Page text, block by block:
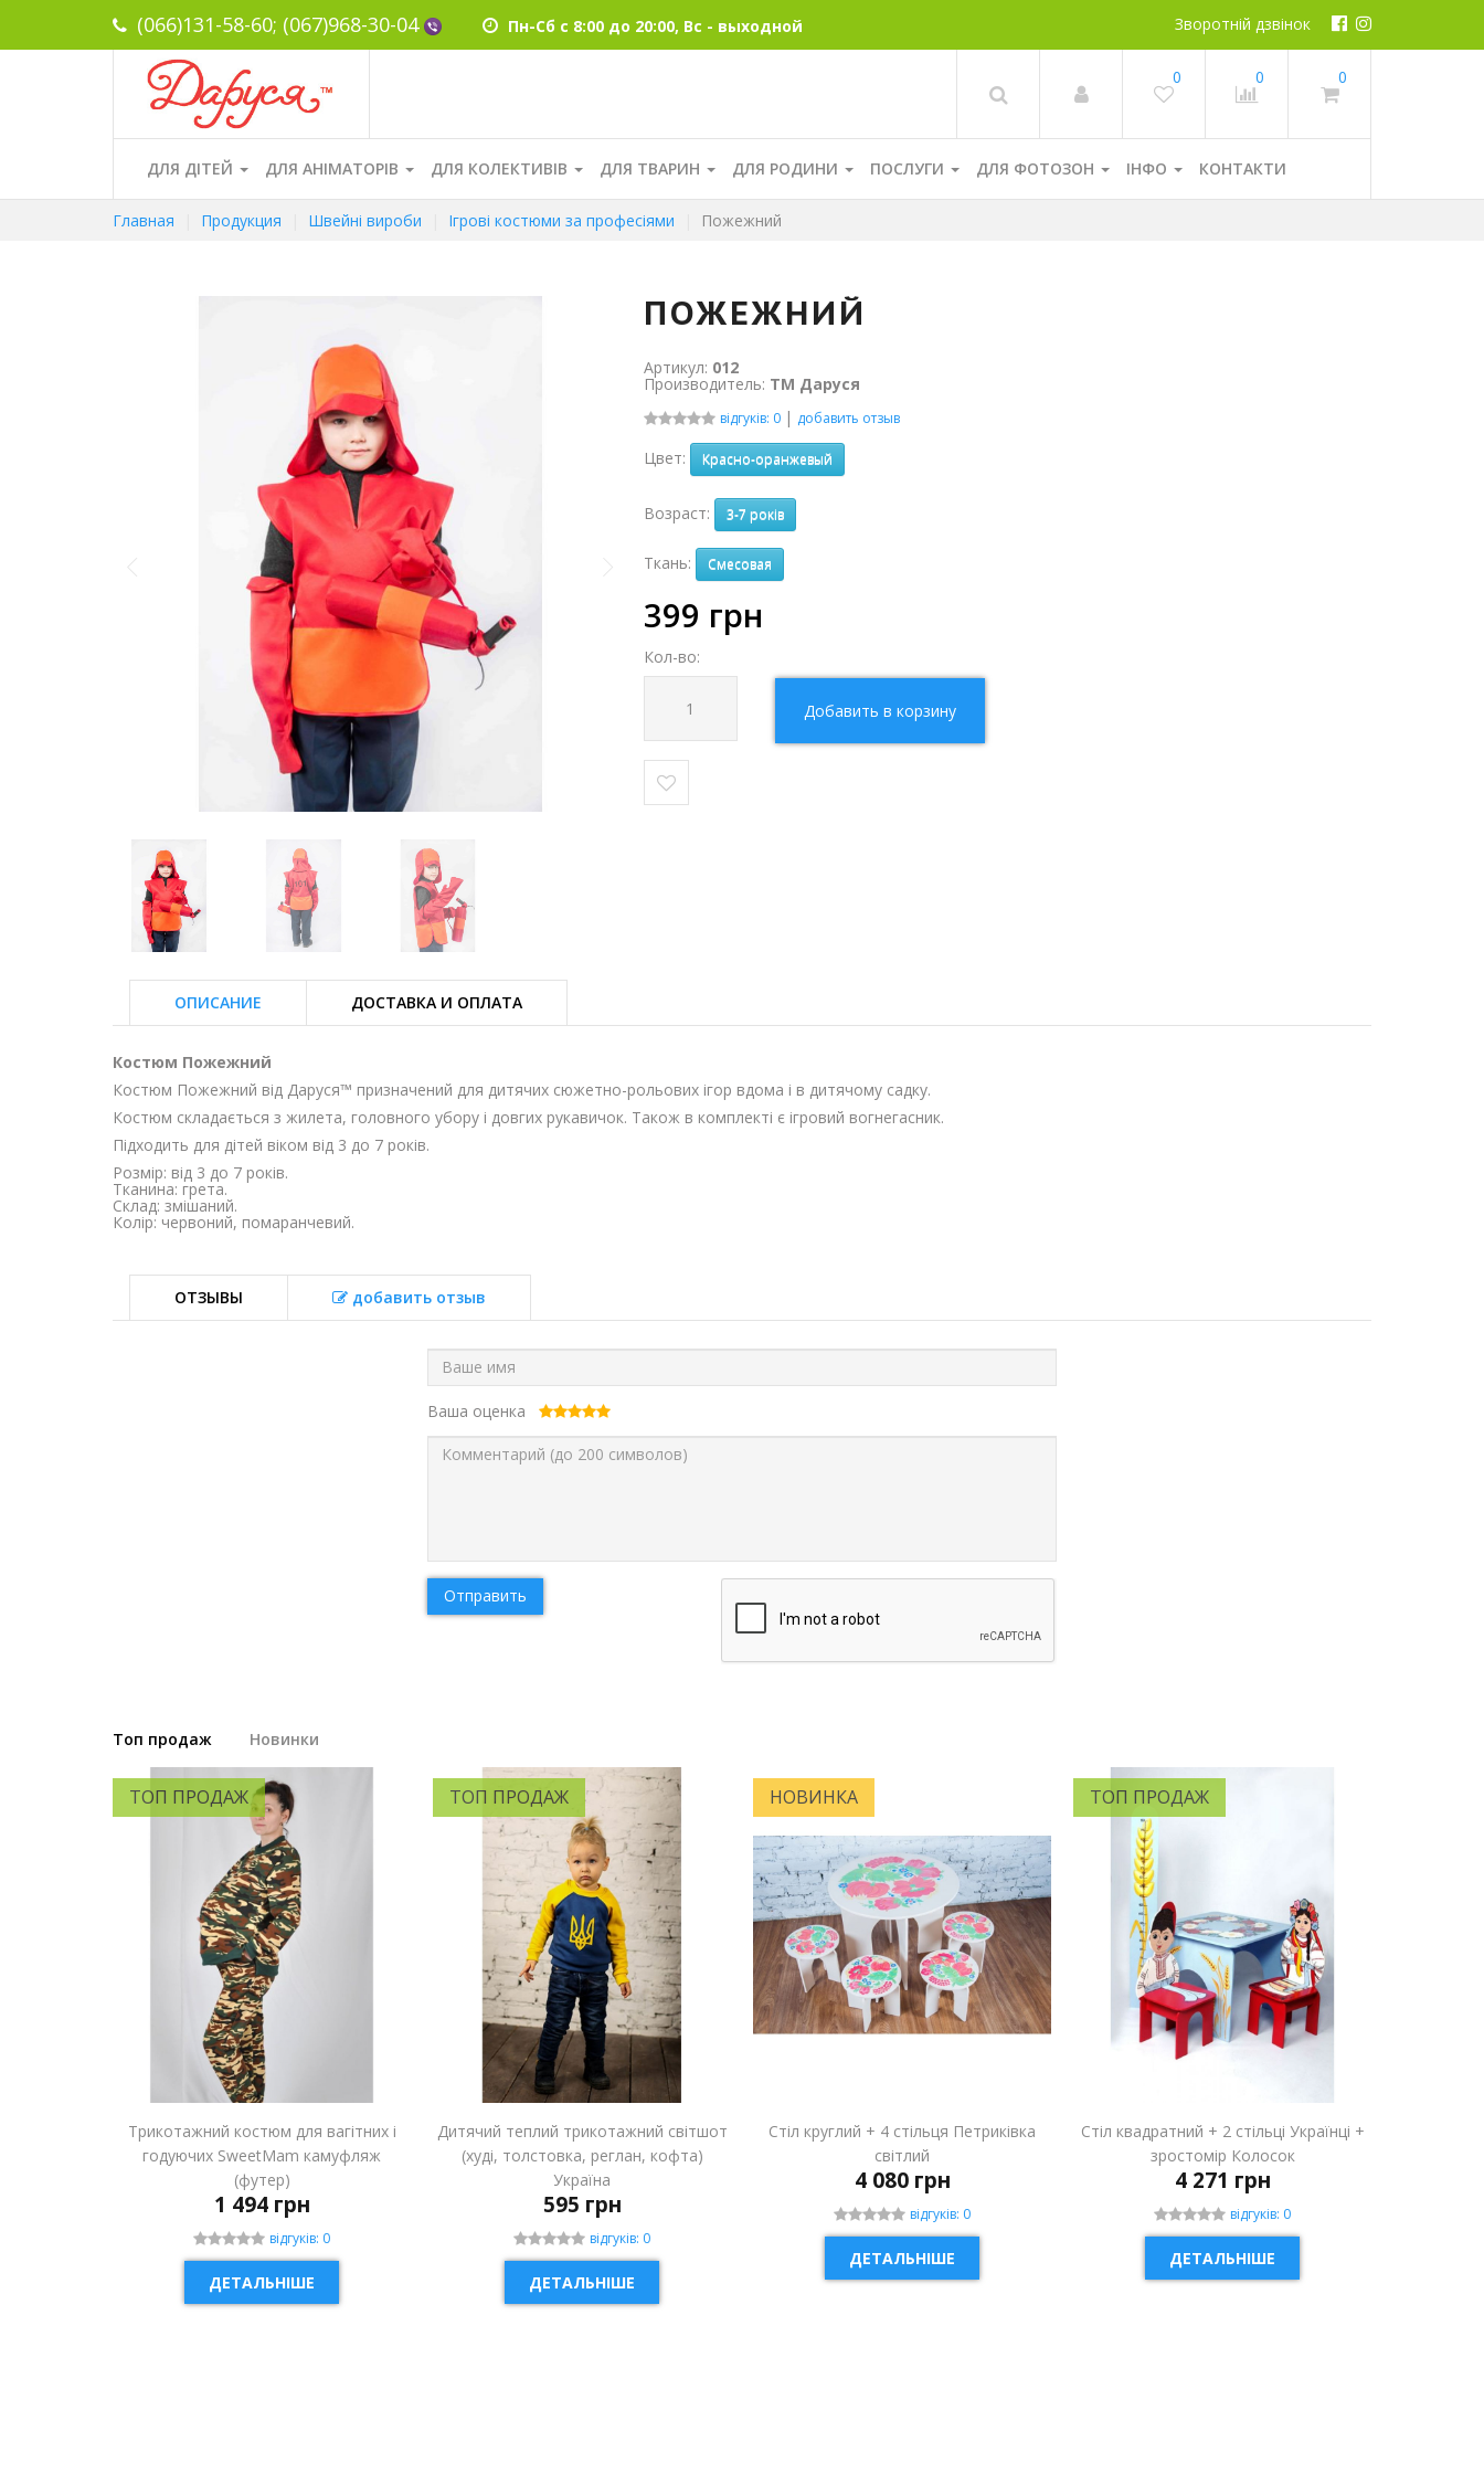
(066)131-58-60; (067)968-30-04 Пн-Сб с 8:00 до 20:00, Вс - выходной Зворотній дзвінок
0
0
0
ДЛЯ ДІТЕЙ ДЛЯ АНІМАТОРІВ ДЛЯ КОЛЕКТИВІВ ДЛЯ ТВАРИН ДЛЯ РОДИНИ ПОСЛУГИ ДЛЯ ФОТОЗОН ІНФО КОНТАКТИ
Главная Продукция Швейні вироби Ігрові костюми за професіями Пожежний
ПОЖЕЖНИЙ
Артикул: 012
Производитель: ТМ Даруся
відгуків: 0 | добавить отзыв
Цвет: Красно-оранжевый
Возраст: 3-7 років
Ткань: Смесовая
399 грн
Кол-во:
Добавить в корзину
ОПИСАНИЕ ДОСТАВКА И ОПЛАТА
Костюм Пожежний
Костюм Пожежний від Даруся™ призначений для дитячих сюжетно-рольових ігор вдома і в дитячому садку.
Костюм складається з жилета, головного убору і довгих рукавичок. Також в комплекті є ігровий вогнегасник.
Підходить для дітей віком від 3 до 7 років.
Розмір: від 3 до 7 років.
Тканина: грета.
Склад: змішаний.
Колір: червоний, помаранчевий.
ОТЗЫВЫ добавить отзыв
Ваша оценка
Отправить
Топ продаж Новинки
ТОП ПРОДАЖ
Трикотажний костюм для вагітних і
годуючих SweetMam камуфляж
(футер)
1 494 грн
відгуків: 0
ДЕТАЛЬНІШЕ
ТОП ПРОДАЖ
Дитячий теплий трикотажний світшот
(худі, толстовка, реглан, кофта)
Україна
595 грн
відгуків: 0
ДЕТАЛЬНІШЕ
НОВИНКА
Стіл круглий + 4 стільця Петриківка
світлий
4 080 грн
відгуків: 0
ДЕТАЛЬНІШЕ
ТОП ПРОДАЖ
Стіл квадратний + 2 стільці Українці +
зростомір Колосок
4 271 грн
відгуків: 0
ДЕТАЛЬНІШЕ